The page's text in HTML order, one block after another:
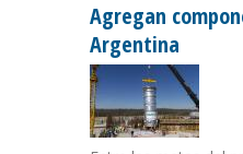
Agregan
Argentina